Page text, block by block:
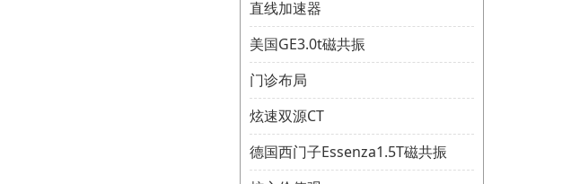
直线加速器
美国GE3.0t磁共振
门诊布局
炫速双源CT
德国西门子Essenza1.5T磁共振